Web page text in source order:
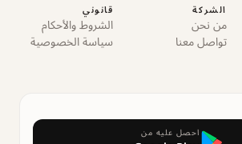
الشركة
من نحن
تواصل معنا
قانوني
الشروط والأحكام
سياسة الخصوصية
احصل عليه من